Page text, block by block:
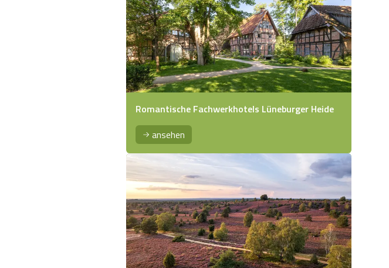
Romantische Fachwerkhotels Lüneburger Heide
ansehen